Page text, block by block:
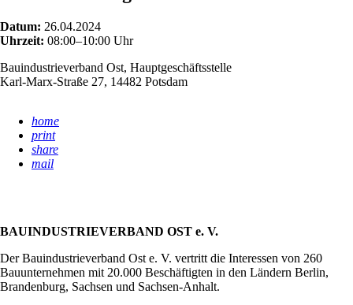
Datum: 26.04.2024
Uhrzeit: 08:00–10:00 Uhr
Bauindustrieverband Ost, Hauptgeschäftsstelle
Karl-Marx-Straße 27, 14482 Potsdam
home
print
share
mail
BAUINDUSTRIEVERBAND OST e. V.
Der Bauindustrieverband Ost e. V. vertritt die Interessen von 260
Bauunternehmen mit 20.000 Beschäftigten in den Ländern Berlin,
Brandenburg, Sachsen und Sachsen-Anhalt.